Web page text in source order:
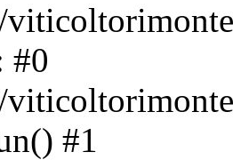
#0
#1